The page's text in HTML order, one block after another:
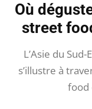
Où
street
L’Asie du
s’illustre à
food